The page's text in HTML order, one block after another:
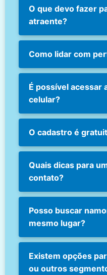
O que devo fazer
atraente?
Como lidar com
É possível acessar
celular?
O cadastro é
Quais dicas para
contato?
Posso buscar
mesmo lugar?
Existem opções
ou outros